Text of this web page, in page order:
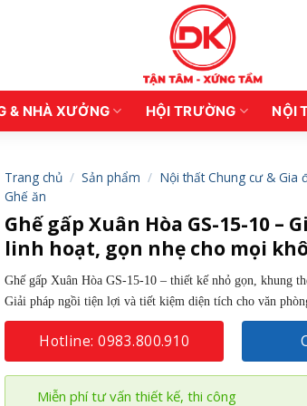
& NHÀ XƯỞNG HỘI TRƯỜNG NỘI
Trang chủ / Sản phẩm / Nội thất Chung cư & Gia
Ghế ăn
Ghế gấp Xuân Hòa GS-15-10 –
linh hoạt, gọn nhẹ cho mọi
Ghế gấp Xuân Hòa GS-15-10 – thiết kế nhỏ gọn, khung
Giải pháp ngồi tiện lợi và tiết kiệm diện tích cho văn
Hotline: 0983.800.910
Miễn phí tư vấn thiết kế, thi công